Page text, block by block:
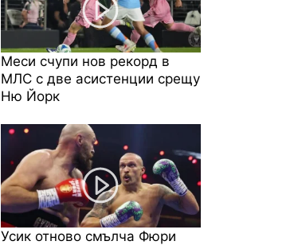
Меси счупи нов рекорд в
МЛС с две асистенции срещу
Ню Йорк
Усик отново смълча Фюри